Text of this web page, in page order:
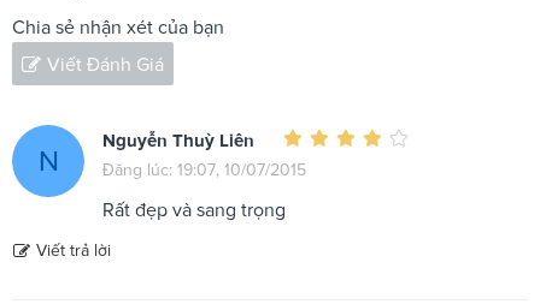
Chia sẻ nhận xét của bạn
Viết Đánh Giá
N
Nguyễn Thuỳ Liên
Đăng lúc: 19:07, 10/07/2015
Rất đẹp và sang trọng
Viết trả lời